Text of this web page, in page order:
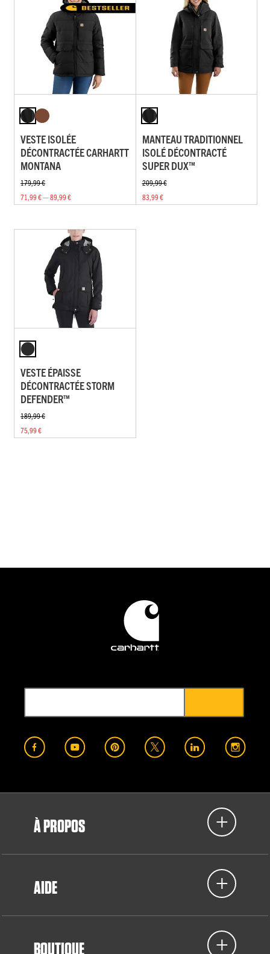
VESTE ISOLÉE
DÉCONTRACTÉE CARHARTT
MONTANA
179,99 €
71,99 € — 89,99 €
MANTEAU TRADITIONNEL
ISOLÉ DÉCONTRACTÉ
SUPER DUX™
209,99 €
83,99 €
VESTE ÉPAISSE
DÉCONTRACTÉE STORM
DEFENDER™
189,99 €
75,99 €
À PROPOS
AIDE
BOUTIQUE